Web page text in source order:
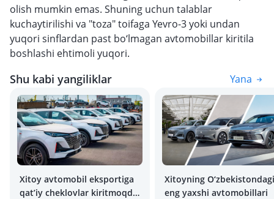
olish mumkin emas. Shuning uchun talablar
kuchaytirilishi va "toza" toifaga Yevro-3 yoki undan
yuqori sinflardan past bo‘lmagan avtomobillar kiritila
boshlashi ehtimoli yuqori.
Shu kabi yangiliklar Yana
Xitoy avtomobil eksportiga
qat’iy cheklovlar kiritmoqda:
Xitoyning O‘zbekistondagi
eng yaxshi avtomobillari